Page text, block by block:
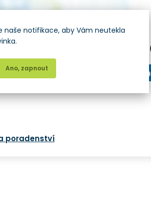
poradenství
naše notifikace, aby Vám neutekla
Ano, zapnout